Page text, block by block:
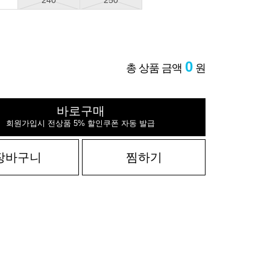
총 상품 금액 0 원
바로구매
회원가입시 전상품 5% 할인쿠폰 자동 발급
바구니 찜하기